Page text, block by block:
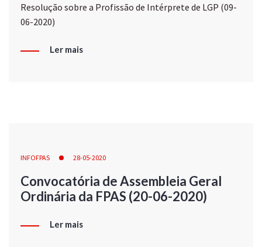
Resolução sobre a Profissão de Intérprete de LGP (09-
06-2020)
Ler mais
INFOFPAS 28-05-2020
Convocatória de Assembleia Geral
Ordinária da FPAS (20-06-2020)
Ler mais